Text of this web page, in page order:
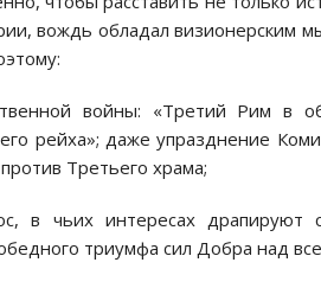
вождь обладал визионерским
войны: «Третий Рим в
рейха»; даже упразднение
Третьего храма;
в чьих интересах драпируют
триумфа сил Добра над